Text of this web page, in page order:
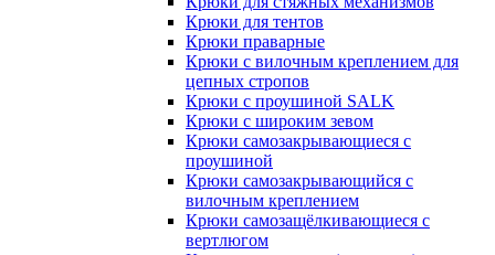
Крюки для тентов
Крюки праварные
Крюки с вилочным креплением для
цепных стропов
Крюки с проушиной SALK
Крюки с широким зевом
Крюки самозакрывающиеся с
проушиной
Крюки самозакрывающийся с
вилочным креплением
Крюки самозащёлкивающиеся с
вертлюгом